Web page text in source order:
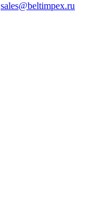
sales@beltimpex.ru